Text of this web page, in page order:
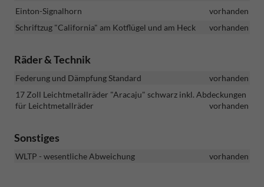
Einton-Signalhorn
vorhanden
Schriftzug "California" am Kotflügel und am Heck
vorhanden
Räder & Technik
Federung und Dämpfung Standard
vorhanden
17 Zoll Leichtmetallräder "Aracaju" schwarz inkl. Abdeckungen
für Leichtmetallräder
vorhanden
Sonstiges
WLTP - wesentliche Abweichung vorhanden